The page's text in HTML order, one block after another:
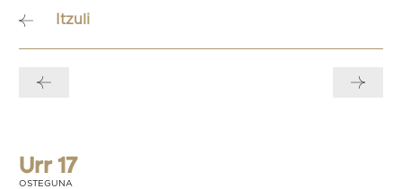
Itzuli
zehar
Urr 17
OSTEGUNA